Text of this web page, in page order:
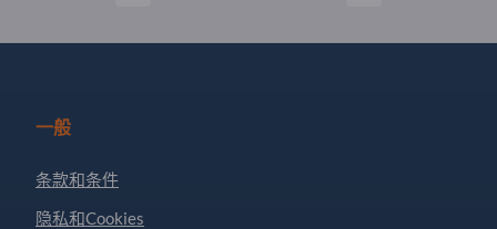
一般
条款和条件
隐私和Cookies